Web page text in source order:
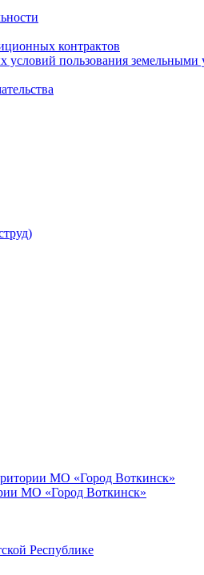
контрактов
условий пользования
МО «Город Воткинск»
МО «Город Воткинск»
Республике